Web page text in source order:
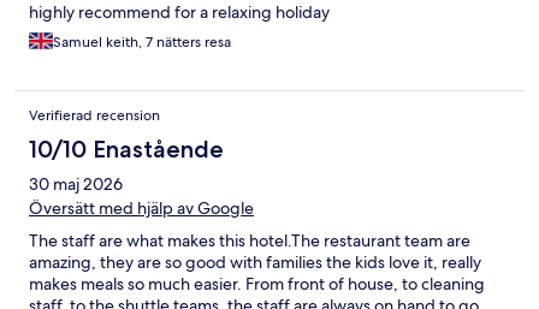
highly recommend for a relaxing holiday
Samuel keith, 7 nätters resa
Verifierad recension
10/10 Enastående
30 maj 2026
Översätt med hjälp av Google
The staff are what makes this hotel.The restaurant team are
amazing, they are so good with families the kids love it, really
makes meals so much easier. From front of house, to cleaning